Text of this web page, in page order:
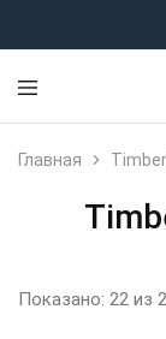
Главная
Показано: 22 из